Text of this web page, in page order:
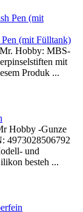
(mit Fülltank)
Hobby: MBS-
mit
Produk ...
Hobby -Gunze
4973028506792
und
besteh ...